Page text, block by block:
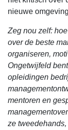
nieuwe
Zeg nou zelf:
over de beste
organiseren,
Ongetwijfeld
opleidingen
mentoren en
ze tweedehands,